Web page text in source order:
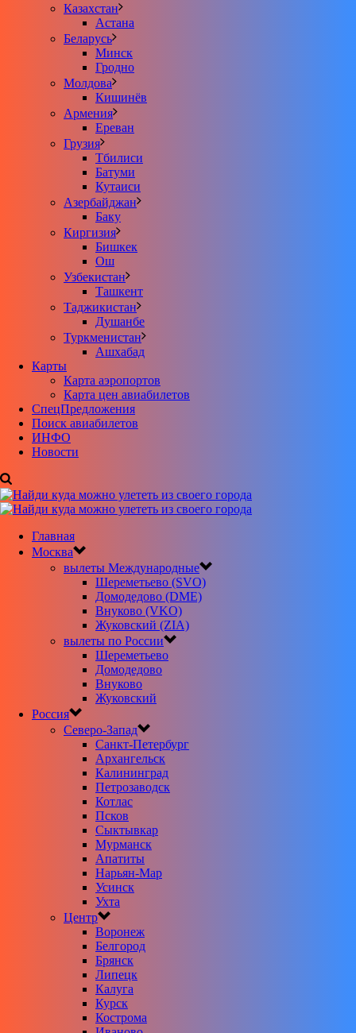
Казахстан
Астана
Беларусь
Минск
Гродно
Молдова
Кишинёв
Армения
Ереван
Грузия
Тбилиси
Батуми
Кутаиси
Азербайджан
Баку
Киргизия
Бишкек
Ош
Узбекистан
Ташкент
Таджикистан
Душанбе
Туркменистан
Ашхабад
Карты
Карта аэропортов
Карта цен авиабилетов
CпецПредложения
Поиск авиабилетов
ИНФО
Новости
Главная
Москва
вылеты Международные
Шереметьево (SVO)
Домодедово (DME)
Внуково (VKO)
Жуковский (ZIA)
вылеты по России
Шереметьево
Домодедово
Внуково
Жуковский
Россия
Северо-Запад
Санкт-Петербург
Архангельск
Калининград
Петрозаводск
Котлас
Псков
Сыктывкар
Мурманск
Апатиты
Нарьян-Мар
Усинск
Ухта
Центр
Воронеж
Белгород
Брянск
Липецк
Калуга
Курск
Кострома